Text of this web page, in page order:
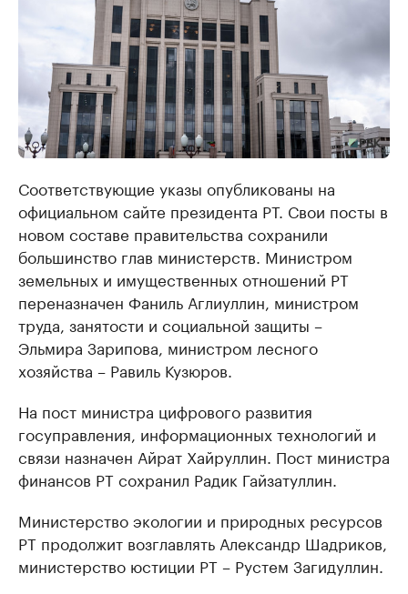
Соответствующие указы опубликованы на
официальном сайте президента РТ. Свои посты в
новом составе правительства сохранили
большинство глав министерств. Министром
земельных и имущественных отношений РТ
переназначен Фаниль Аглиуллин, министром
труда, занятости и социальной защиты –
Эльмира Зарипова, министром лесного
хозяйства – Равиль Кузюров.
На пост министра цифрового развития
госуправления, информационных технологий и
связи назначен Айрат Хайруллин. Пост министра
финансов РТ сохранил Радик Гайзатуллин.
Министерство экологии и природных ресурсов
РТ продолжит возглавлять Александр Шадриков,
министерство юстиции РТ – Рустем Загидуллин.